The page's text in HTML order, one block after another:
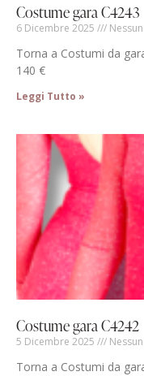
Costume gara C4243
6 Dicembre 2025
Torna a Costumi da
140 €
Leggi Tutto »
Costume gara C4242
5 Dicembre 2025
Torna a Costumi da